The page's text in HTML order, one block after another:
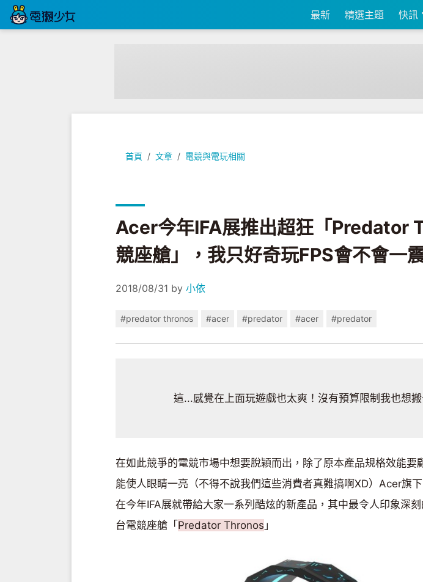
最新 精選主題 快訊
首頁 文章 電競與電玩相關
Acer今年IFA展推出超狂「Predator Thronos電競座艙」，我只好奇玩FPS
Acer今年IFA展推出超狂「Predator
競座艙」，我只好奇玩FPS會不會一
2018/08/31 by 小依
#predator thronos #acer #predator #acer #predator
這...感覺在上面玩遊戲也太爽！沒有預算限制我也想
在如此競爭的電競市場中想要脫穎而出，除了原本產品規格效能要
能使人眼睛一亮（不得不說我們這些消費者真難搞啊XD）Acer旗
在今年IFA展就帶給大家一系列酷炫的新產品，其中最令人印象深
台電競座艙「 Predator Thronos 」